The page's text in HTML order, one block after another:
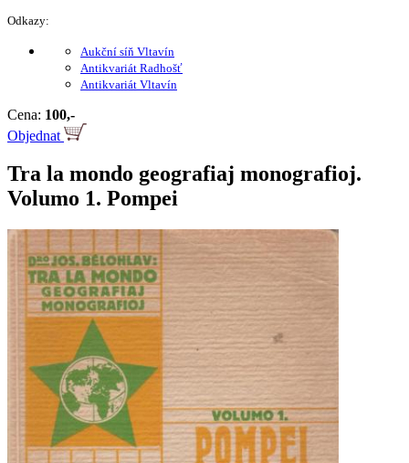
Odkazy:
Aukční síň Vltavín
Antikvariát Radhošť
Antikvariát Vltavín
Cena: 100,-
Objednat
Tra la mondo geografiaj monografioj.
Volumo 1. Pompei